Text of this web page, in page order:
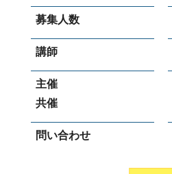
募集人数
講師
主催
共催
問い合わせ